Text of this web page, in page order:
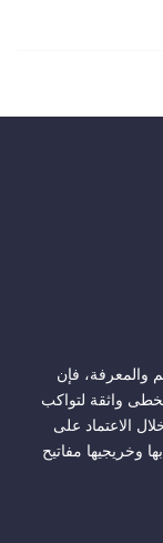
والمعرفة، فإن
بخطى واثقة لتواكب
الاعتماد على
وخريجيها مفاتيح